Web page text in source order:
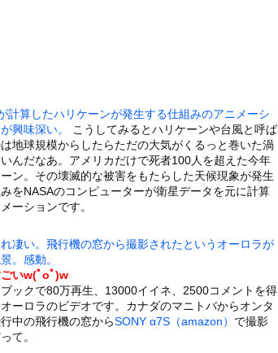
かった！ 浅黒い肌に短い髪……40年越し...
わからなくて怖い
撃
→ 一蘭みたいなカウンターはこちらです...
画（顔出し）が一番抜ける
果、徹底的な刷新が必要だ』と監督や協会を...
作られるわｗｗｗｗ
ふた吹き飛ぶ
計算したハリケーンが発生する仕組みのアニメーシ
興味深い。
こうしてみるとハリケーンや台風と呼ば
地球規模からしたらただの大気がくるっと巻いた渦
んだなあ。アメリカだけで死者100人を超えた今年
ン。その壊滅的な被害をもたらした天候現象が発生
をNASAのコンピューターが衛星データを元に計算
ーションです。
凄い。飛行機の窓から撮影されたというオーロラが
。感動。
いw(ﾟoﾟ)w
ックで80万再生、13000イイネ、2500コメントを得
ーロラのビデオです。カナダのマニトバからオンタ
中の飛行機の窓からSONY α7S（amazon） で撮影
て。